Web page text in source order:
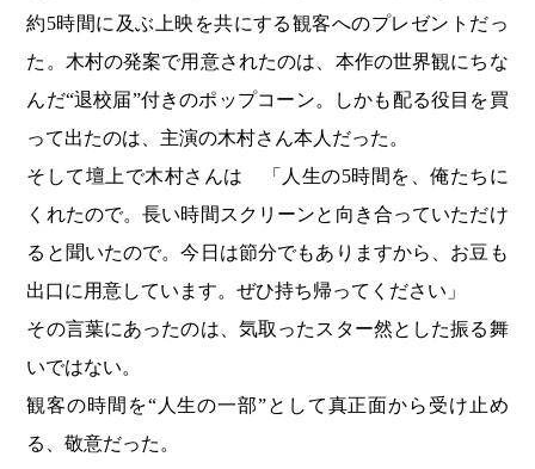
約5時間に及ぶ上映を共にする観客へのプレゼントだっ
た。木村の発案で用意されたのは、本作の世界観にちな
んだ“退校届”付きのポップコーン。しかも配る役目を買
って出たのは、主演の木村さん本人だった。
そして壇上で木村さんは 「人生の5時間を、俺たちに
くれたので。長い時間スクリーンと向き合っていただけ
ると聞いたので。今日は節分でもありますから、お豆も
出口に用意しています。ぜひ持ち帰ってください」
その言葉にあったのは、気取ったスター然とした振る舞
いではない。
観客の時間を“人生の一部”として真正面から受け止め
る、敬意だった。